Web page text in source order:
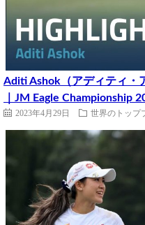
Aditi Ashok（アディティ・
｜JM Eagle Championship
2023年4月29日 世界のトップ